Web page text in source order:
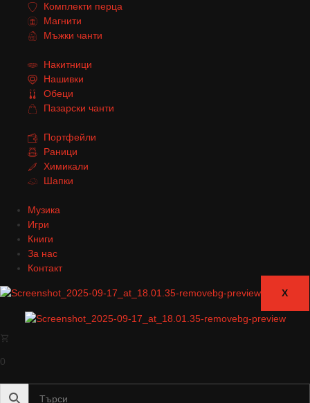
Комплекти перца
Магнити
Мъжки чанти
Накитници
Нашивки
Обеци
Пазарски чанти
Портфейли
Раници
Химикали
Шапки
Музика
Игри
Книги
За нас
Контакт
X
0